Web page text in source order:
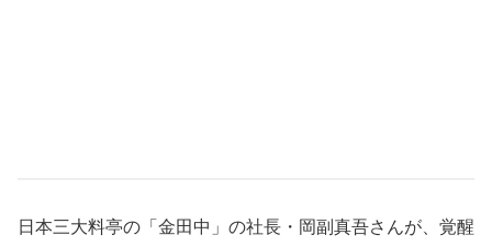
日本三大料亭の「金田中」の社長・岡副真吾さんが、覚醒